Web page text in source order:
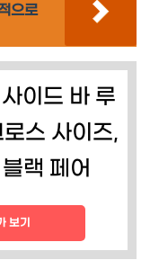
으로
이드 바 루
스 사이즈,
랙 페어
보기